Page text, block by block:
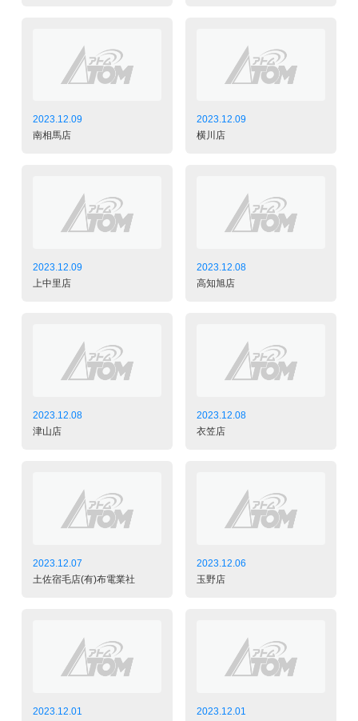
2023.12.09
南相馬店
2023.12.09
横川店
2023.12.09
上中里店
2023.12.08
高知旭店
2023.12.08
津山店
2023.12.08
衣笠店
2023.12.07
土佐宿毛店(有)布電業社
2023.12.06
玉野店
2023.12.01
2023.12.01